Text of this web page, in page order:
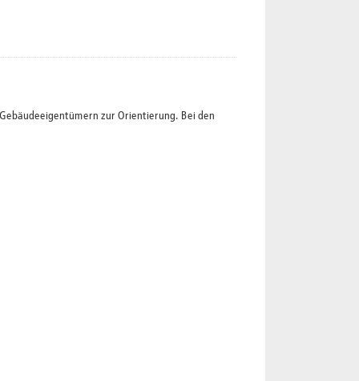
zur Orientierung. Bei den